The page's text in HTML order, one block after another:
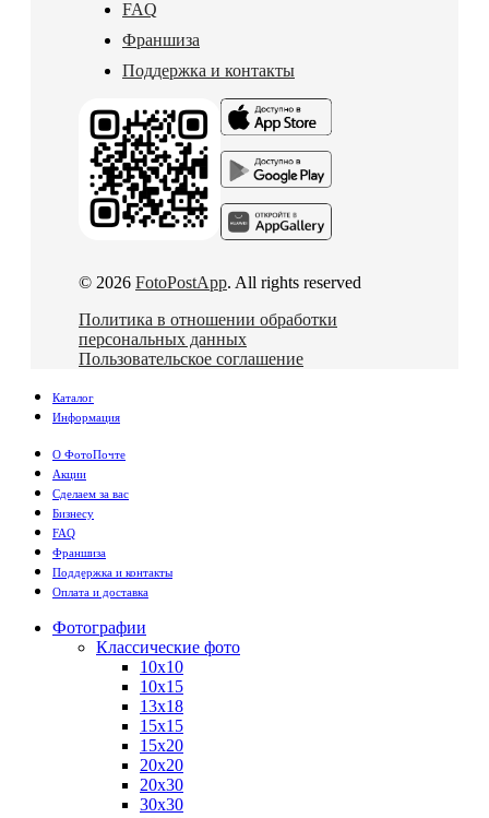
FAQ
Франшиза
Поддержка и контакты
© 2026 FotoPostApp. All rights reserved
Политика в отношении обработки
персональных данных
Пользовательское соглашение
Каталог
Информация
О ФотоПочте
Акции
Сделаем за вас
Бизнесу
FAQ
Франшиза
Поддержка и контакты
Оплата и доставка
Фотографии
Классические фото
10х10
10х15
13х18
15х15
15х20
20х20
20х30
30х30